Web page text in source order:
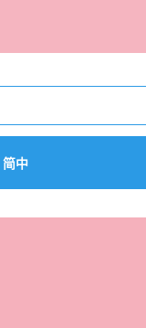
简中